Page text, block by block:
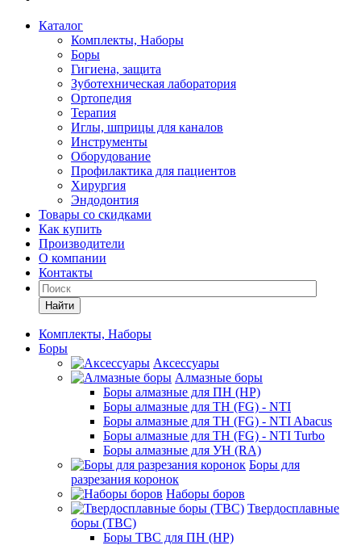
Каталог
Комплекты, Наборы
Боры
Гигиена, защита
Зуботехническая лаборатория
Ортопедия
Терапия
Иглы, шприцы для каналов
Инструменты
Оборудование
Профилактика для пациентов
Хирургия
Эндодонтия
Товары со скидками
Как купить
Производители
О компании
Контакты
Найти
Комплекты, Наборы
Боры
Аксессуары
Алмазные боры
Боры алмазные для ПН (HP)
Боры алмазные для ТН (FG) - NTI
Боры алмазные для ТН (FG) - NTI Abacus
Боры алмазные для ТН (FG) - NTI Turbo
Боры алмазные для УН (RA)
Боры для
разрезания коронок
Наборы боров
Твердосплавные
боры (ТВС)
Боры ТВС для ПН (HP)